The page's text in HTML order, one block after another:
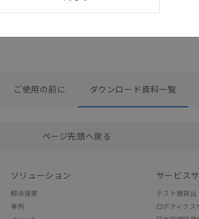
したファイルを一括ダウンロード
ご使用の前に ダウンロード資料一覧
ページ先頭へ戻る
ソリューション
解決提案
事例
サービス
テスト機貸出
ロボティクス